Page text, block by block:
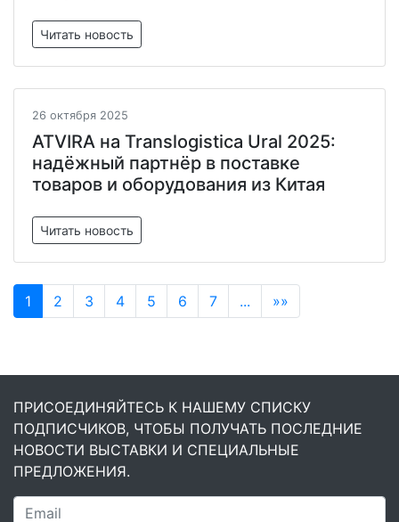
Читать новость
26 октября 2025
ATVIRA на Translogistica Ural 2025:
надёжный партнёр в поставке
товаров и оборудования из Китая
Читать новость
1 2 3 4 5 6 7 ... »»
ПРИСОЕДИНЯЙТЕСЬ К НАШЕМУ СПИСКУ
ПОДПИСЧИКОВ, ЧТОБЫ ПОЛУЧАТЬ ПОСЛЕДНИЕ
НОВОСТИ ВЫСТАВКИ И СПЕЦИАЛЬНЫЕ
ПРЕДЛОЖЕНИЯ.